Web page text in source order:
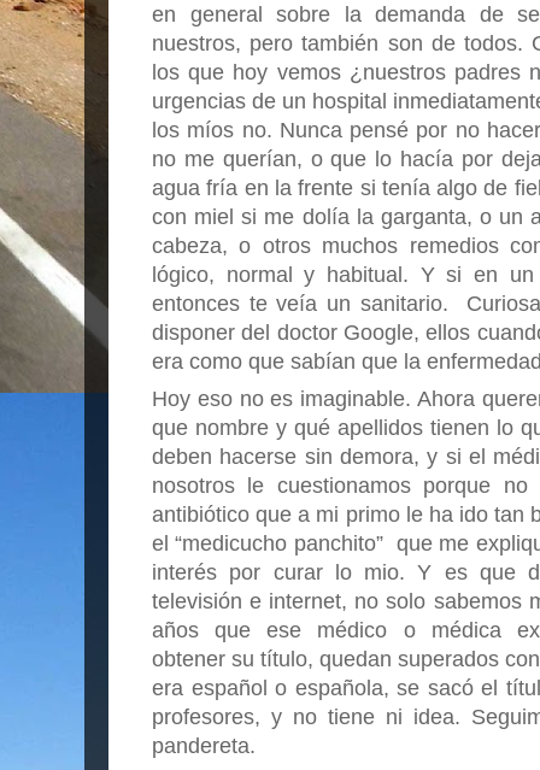
en general sobre la demanda de
nuestros, pero también son de todos.
los que hoy vemos ¿nuestros padres
urgencias de un hospital
los míos no. Nunca pensé por no
no me querían, o que lo hacía por
agua fría en la frente si tenía algo de
con miel si me dolía la garganta, o un
cabeza, o otros muchos remedios
lógico, normal y habitual. Y si en
entonces te veía un sanitario.
disponer del doctor Google, ellos
era como que sabían que la
Hoy eso no es imaginable. Ahora
que nombre y qué apellidos tienen lo
deben hacerse sin demora, y si el
nosotros le cuestionamos porque
antibiótico que a mi primo le ha ido tan
el “medicucho panchito”  que me
interés por curar lo mio. Y es que
televisión e internet, no solo sabemos
años que ese médico o médica
obtener su título, quedan superados
era español o española, se sacó el
profesores, y no tiene ni idea.
pandereta.